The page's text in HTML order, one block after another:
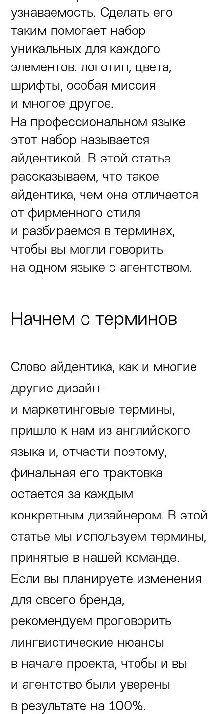
узнаваемость. Сделать его
таким помогает набор
уникальных для каждого
элементов: логотип, цвета,
шрифты, особая миссия
и многое другое.
На профессиональном языке
этот набор называется
айдентикой. В этой статье
рассказываем, что такое
айдентика, чем она отличается
от фирменного стиля
и разбираемся в терминах,
чтобы вы могли говорить
на одном языке с агентством.
Начнем с терминов
Слово айдентика, как и многие
другие дизайн-
и маркетинговые термины,
пришло к нам из английского
языка и, отчасти поэтому,
финальная его трактовка
остается за каждым
конкретным дизайнером. В этой
статье мы используем термины,
принятые в нашей команде.
Если вы планируете изменения
для своего бренда,
рекомендуем проговорить
лингвистические нюансы
в начале проекта, чтобы и вы
и агентство были уверены
в результате на 100%.